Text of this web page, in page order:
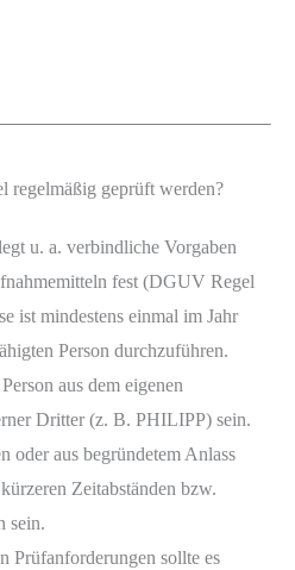
regelmäßig geprüft werden?
u. a. verbindliche Vorgaben
fest (DGUV Regel
ist mindestens einmal im Jahr
Person durchzuführen.
aus dem eigenen
Dritter (z. B. PHILIPP) sein.
oder aus begründetem Anlass
Zeitabständen bzw.
sein.
Prüfanforderungen sollte es